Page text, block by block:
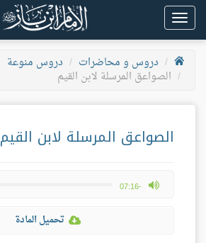
Toggle
navigation
دروس و محاضرات
دروس منوعة
الصواعق المرسلة لابن القيم
الصواعق المرسلة لابن القيم
-07:16
max volume
تحميل المادة